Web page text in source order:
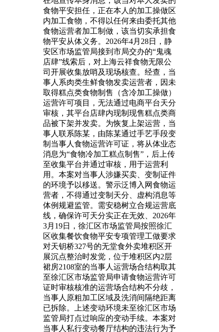
食物平安担任，正在本人的加工操做区
内加工食物，不得以任何来由委托其他
食物运营者加工制做，该当切实承担食
物平安从体义务。2026年4月28日，静
安区市场监管局接到市局交办的“鬼魂
店肆”线索后，对上海云祥食物无限公
司开展收集放哨及现场核查。经查，当
事人系肉类生鲜食物发卖运营者，因未
取得糕点类食物制售（含冷加工操做）
运营许可项目，无法通过电商平台天分
审核，其平台店肆内现制现售糕点类商
品被下架并发卖。为恢复上架运营，当
事人联系陈某，由陈某通过手艺手段变
制当事人食物运营许可证，将从体业态
消息为“食物冷加工糕点制售”，后上传
至收集平台并通过审核，用于运营利
用。本案对当事人涉嫌买卖、变制证件
的环境予以移送。警示泛博入网食物运
营者，不得通过变制天分、虚构消息等
体例规避监管。需安稳树立合规运营底
线，确保许可天分实正在无效、2026年
3月19日，徐汇区市场监管局按照徐汇
区收集餐饮食物平安专项管理工做要求
对天钥桥327号的无堂食外卖堆积区开
展沉点整治时发觉，位于堆积区内2层
裙房2108室的当事人运营场合结构取其
至徐汇区市场监管局申请食物运营许可
证时审核核准的运营场合结构不分歧，
当事人原粗加工区域及洗消间隔绝距离
已拆除。上述变动环境未至徐汇区市场
监管局打点过响应的变动手续。本案对
当事人私行变动餐厅结构的违法行为予